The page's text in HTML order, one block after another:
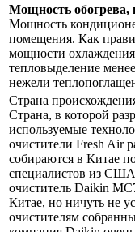
Мощность обогрева,
Мощность
помещения. Как
мощности
тепловыделение
нежели
Страна
Страна, в которой
используемые
очистители Fresh Air
собираются в Китае
специалистов из
очиститель Daikin
Китае, но ничуть не
очистителям